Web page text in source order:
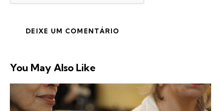
You May Also Like